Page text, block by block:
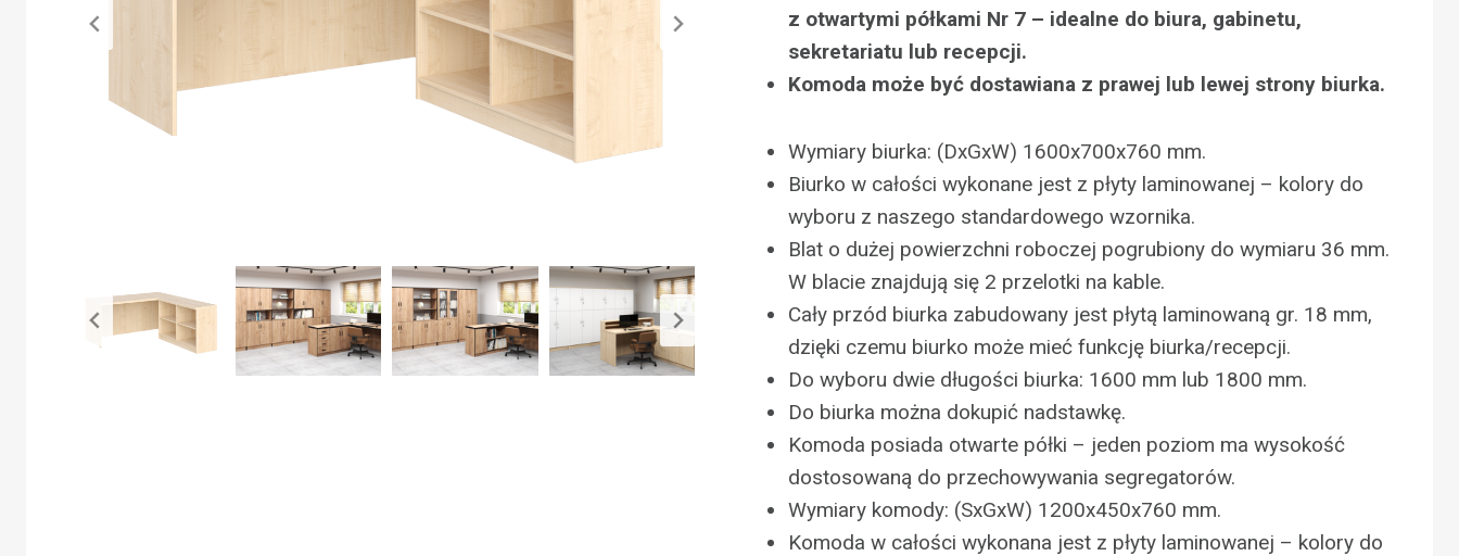
z otwartymi półkami Nr 7 – idealne do biura, gabinetu,
sekretariatu lub recepcji.
Komoda może być dostawiana z prawej lub lewej strony biurka.
Wymiary biurka: (DxGxW) 1600x700x760 mm.
Biurko w całości wykonane jest z płyty laminowanej – kolory do
wyboru z naszego standardowego wzornika.
Blat o dużej powierzchni roboczej pogrubiony do wymiaru 36 mm.
W blacie znajdują się 2 przelotki na kable.
Cały przód biurka zabudowany jest płytą laminowaną gr. 18 mm,
dzięki czemu biurko może mieć funkcję biurka/recepcji.
Do wyboru dwie długości biurka: 1600 mm lub 1800 mm.
Do biurka można dokupić nadstawkę.
Komoda posiada otwarte półki – jeden poziom ma wysokość
dostosowaną do przechowywania segregatorów.
Wymiary komody: (SxGxW) 1200x450x760 mm.
Komoda w całości wykonana jest z płyty laminowanej – kolory do